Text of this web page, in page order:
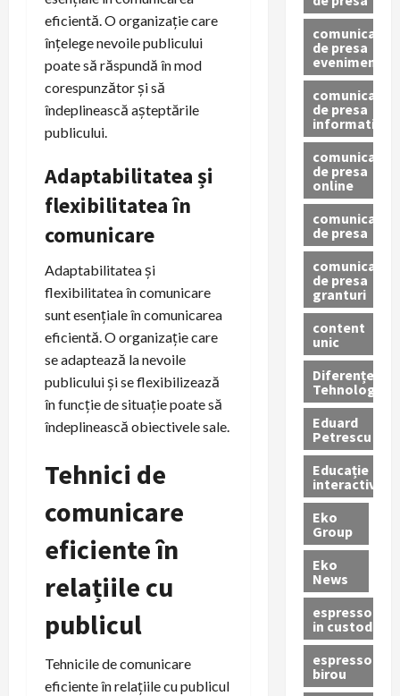
eficientă. O organizație care
înțelege nevoile publicului
poate să răspundă în mod
corespunzător și să
îndeplinească așteptările
publicului.
Adaptabilitatea și
flexibilitatea în
comunicare
Adaptabilitatea și
flexibilitatea în comunicare
sunt esențiale în comunicarea
eficientă. O organizație care
se adaptează la nevoile
publicului și se flexibilizează
în funcție de situație poate să
îndeplinească obiectivele sale.
Tehnici de
comunicare
eficiente în
relațiile cu
publicul
Tehnicile de comunicare
eficiente în relațiile cu publicul
comunicat
de presa
eveniment
comunicat
de presa
informativ
comunicat
de presa
online
comunicate
de presa
comunicate
de presa
granturi
content
unic
Diferențe
Tehnologice
Eduard
Petrescu
Educație
interactivă
Eko
Group
Eko
News
espressoare
in custodie
espressor
birou